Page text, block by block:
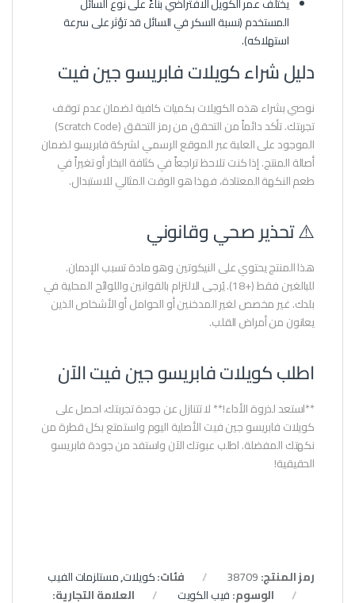
المستخدم (نسبة السكر في السائل قد تؤثر على سرعة
استهلاكه).
دليل شراء كويلات فابريسو جين فيت
نوصي بشراء هذه الكويلات بكميات كافية لضمان عدم توقف
تجربتك. تأكد دائماً من التحقق من رمز التحقق (Scratch Code)
الموجود على العلبة عبر الموقع الرسمي لشركة فابريسو لضمان
أصالة المنتج. إذا كنت تلاحظ تراجعاً في كثافة البخار أو تغيراً في
طعم النكهة المعتادة، فهذا هو الوقت المثالي للاستبدال.
⚠️ تحذير صحي وقانوني
هذا المنتج يحتوي على النيكوتين وهو مادة تسبب الإدمان.
للبالغين فقط (+18). يُرجى الالتزام بالقوانين واللوائح المحلية في
بلدك. غير مخصص لغير المدخنين أو الحوامل أو الأشخاص الذين
يعانون من أمراض القلب.
اطلب كويلات فابريسو جين فيت الآن
**استعد لذروة الأداء!** لا تتنازل عن جودة تجربتك، احصل على
كويلات فابريسو جين فيت الأصلية اليوم واستمتع بكل قطرة من
نكهتك المفضلة. اطلب عبوتك الآن واستفد من جودة فابريسو
الحقيقية!
رمز المنتج:38709 فئات:كويلات,مستلزمات الفيب
الوسوم:فيب الكويت
العلامة التجارية: